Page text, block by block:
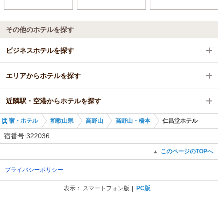
その他のホテルを探す
ビジネスホテルを探す
和歌山県
高野山
橋本駅
エリアからホテルを探す
和歌山県
高野山
近隣駅・空港からホテルを探す
橋本駅
宿・ホテル 和歌山県 高野山 高野山・橋本 仁昌堂ホテル
宿番号:322036
▲ このページのTOPへ
プライバシーポリシー
表示： スマートフォン版 PC版